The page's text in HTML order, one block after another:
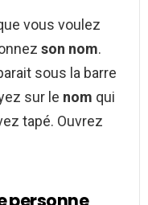
vous voulez
son nom.
sous la barre
sur le nom qui
tapé. Ouvrez
personne